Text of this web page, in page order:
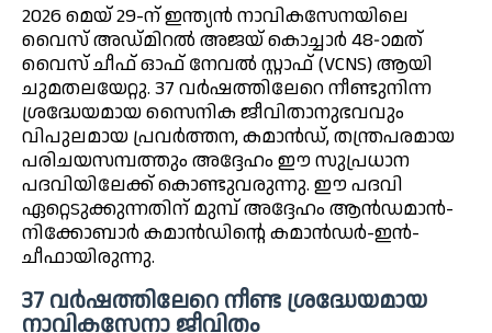
2026 മെയ് 29-ന് ഇന്ത്യൻ നാവികസേനയിലെ
വൈസ് അഡ്മിറൽ അജയ് കൊച്ചാർ 48-ാമത്
വൈസ് ചീഫ് ഓഫ് നേവൽ സ്റ്റാഫ് (VCNS) ആയി
ചുമതലയേറ്റു. 37 വർഷത്തിലേറെ നീണ്ടുനിന്ന
ശ്രദ്ധേയമായ സൈനിക ജീവിതാനുഭവവും
വിപുലമായ പ്രവർത്തന, കമാൻഡ്, തന്ത്രപരമായ
പരിചയസമ്പത്തും അദ്ദേഹം ഈ സുപ്രധാന
പദവിയിലേക്ക് കൊണ്ടുവരുന്നു. ഈ പദവി
ഏറ്റെടുക്കുന്നതിന് മുമ്പ് അദ്ദേഹം ആൻഡമാൻ-
നിക്കോബാർ കമാൻഡിന്റെ കമാൻഡർ-ഇൻ-
ചീഫായിരുന്നു.
37 വർഷത്തിലേറെ നീണ്ട ശ്രദ്ധേയമായ
നാവികസേനാ ജീവിതം